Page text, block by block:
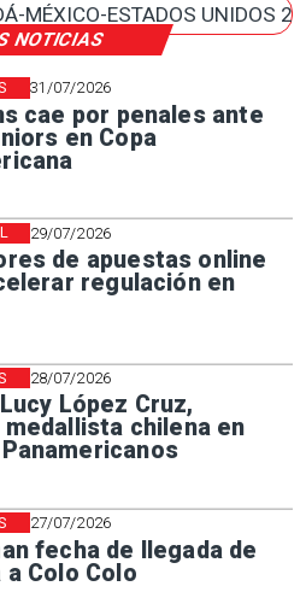
NOTICIAS
31/07/2026
cae por penales ante
en Copa
29/07/2026
de apuestas online
regulación en
28/07/2026
López Cruz,
chilena en
27/07/2026
fecha de llegada de
a Colo Colo
MÉXICO-ESTADOS UNIDOS